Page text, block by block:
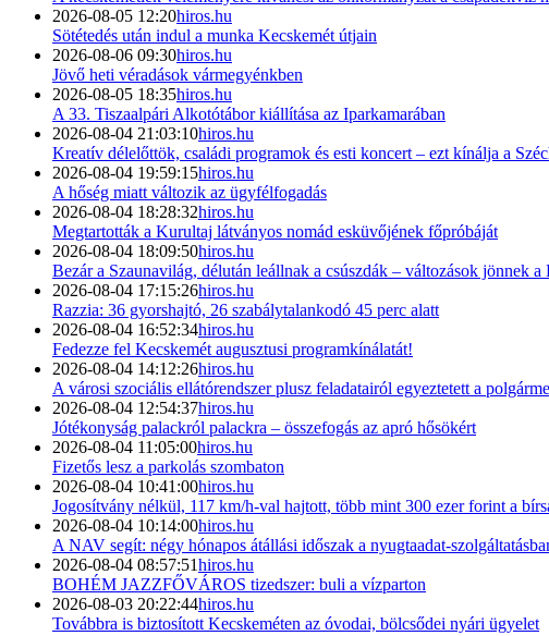
2026-08-05 12:20hiros.hu
Sötétedés után indul a munka Kecskemét útjain
2026-08-06 09:30hiros.hu
Jövő heti véradások vármegyénkben
2026-08-05 18:35hiros.hu
A 33. Tiszaalpári Alkotótábor kiállítása az Iparkamarában
2026-08-04 21:03:10hiros.hu
Kreatív délelőttök, családi programok és esti koncert – ezt kínálja a
2026-08-04 19:59:15hiros.hu
A hőség miatt változik az ügyfélfogadás
2026-08-04 18:28:32hiros.hu
Megtartották a Kurultaj látványos nomád esküvőjének főpróbáját
2026-08-04 18:09:50hiros.hu
Bezár a Szaunavilág, délután leállnak a csúszdák – változások jönnek
2026-08-04 17:15:26hiros.hu
Razzia: 36 gyorshajtó, 26 szabálytalankodó 45 perc alatt
2026-08-04 16:52:34hiros.hu
Fedezze fel Kecskemét augusztusi programkínálatát!
2026-08-04 14:12:26hiros.hu
A városi szociális ellátórendszer plusz feladatairól egyeztetett a
2026-08-04 12:54:37hiros.hu
Jótékonyság palackról palackra – összefogás az apró hősökért
2026-08-04 11:05:00hiros.hu
Fizetős lesz a parkolás szombaton
2026-08-04 10:41:00hiros.hu
Jogosítvány nélkül, 117 km/h-val hajtott, több mint 300 ezer forint a
2026-08-04 10:14:00hiros.hu
A NAV segít: négy hónapos átállási időszak a nyugtaadat-
2026-08-04 08:57:51hiros.hu
BOHÉM JAZZFŐVÁROS tizedszer: buli a vízparton
2026-08-03 20:22:44hiros.hu
Továbbra is biztosított Kecskeméten az óvodai, bölcsődei nyári ügyelet